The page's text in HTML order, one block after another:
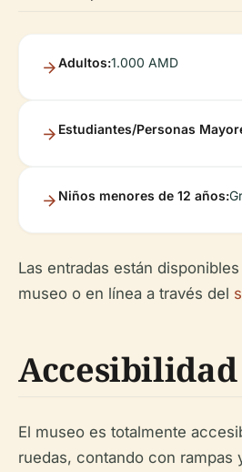
Adultos:1.000 AMD
Estudiantes/Personas
Niños menores de 12 años:
Las entradas están
museo o en línea a través del
Accesibilidad
El museo es totalmente
ruedas, contando con rampas